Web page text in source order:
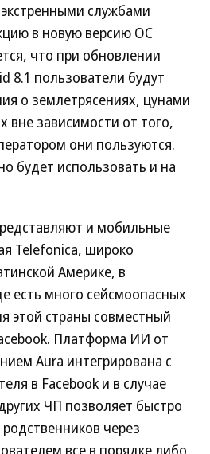
службами
в новую версию ОС
что при обновлении
8.1 пользователи будут
о землетрясениях, цунами
вне зависимости от того,
они пользуются.
будет использовать и на
и мобильные
Telefonica, широко
Америке, в
есть много сейсмоопасных
этой страны совместный
Платформа ИИ от
Aura интегрирована с
в Facebook и в случае
ЧП позволяет быстро
через
все в порядке либо